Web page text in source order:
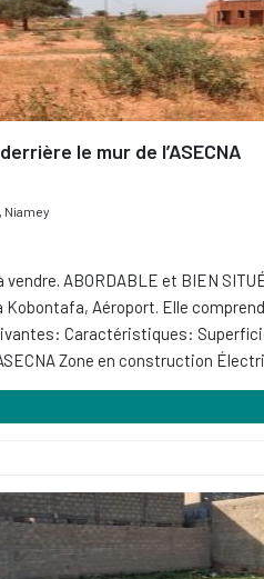
le mur de l’ASECNA
Niamey
vendre. ABORDABLE et BIEN
Kobontafa, Aéroport. Elle
Caractéristiques:
Zone en construction